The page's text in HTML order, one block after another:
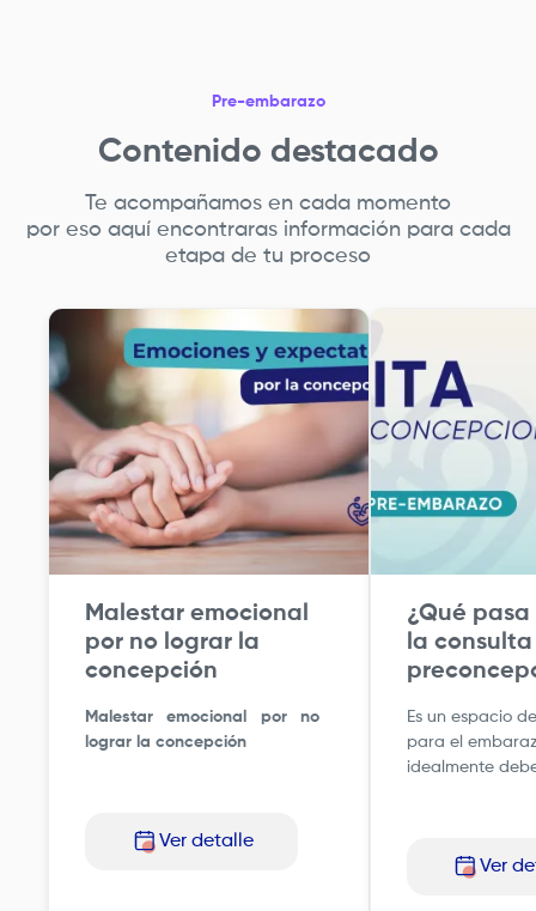
Pre-embarazo
Contenido destacado
Te acompañamos en cada momento
por eso aquí encontraras información para cada
etapa de tu proceso
Imagen
Malestar emocional
por no lograr la
concepción
Malestar emocional por no
lograr la concepción
Ver detalle
¿Qué
la consulta
Es un espacio
para el
idealmente
Ver